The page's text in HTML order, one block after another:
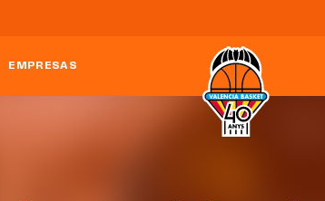
EMPRESAS